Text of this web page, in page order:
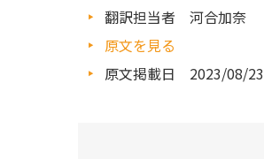
翻訳担当者 河合加奈
原文を見る
原文掲載日 2023/08/23